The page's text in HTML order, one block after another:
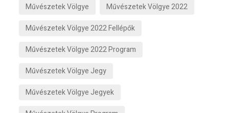
Művészetek Völgye
Művészetek Völgye 2022
Művészetek Völgye 2022 Fellépők
Művészetek Völgye 2022 Program
Művészetek Völgye Jegy
Művészetek Völgye Jegyek